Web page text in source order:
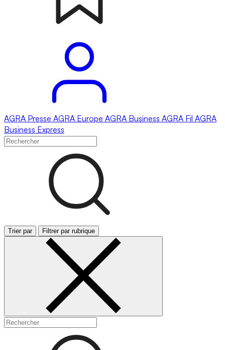
AGRA Presse AGRA Europe AGRA Business AGRA Fil AGRA
Business Express
Trier par Filtrer par rubrique